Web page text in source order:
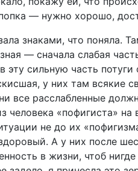
— нужно хорошо,
знаками, что поняла.
— сначала слабая
эту сильную часть
у них там всякие
все расслабленные
человека «пофигиста»
не до их
А у них после
в жизни, чтоб